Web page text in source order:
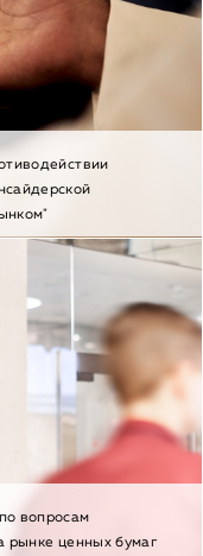
вопросам
рынке ценных бумаг